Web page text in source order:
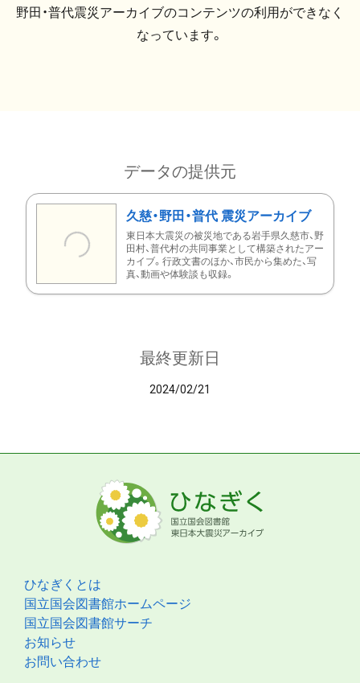
野田・普代震災アーカイブのコンテンツの利用ができなく
なっています。
データの提供元
久慈・野田・普代 震災アーカイブ
東日本大震災の被災地である岩手県久慈市、野
田村、普代村の共同事業として構築されたアー
カイブ。行政文書のほか、市民から集めた、写
真、動画や体験談も収録。
最終更新日
2024/02/21
ひなぎくとは
国立国会図書館ホームページ
国立国会図書館サーチ
お知らせ
お問い合わせ